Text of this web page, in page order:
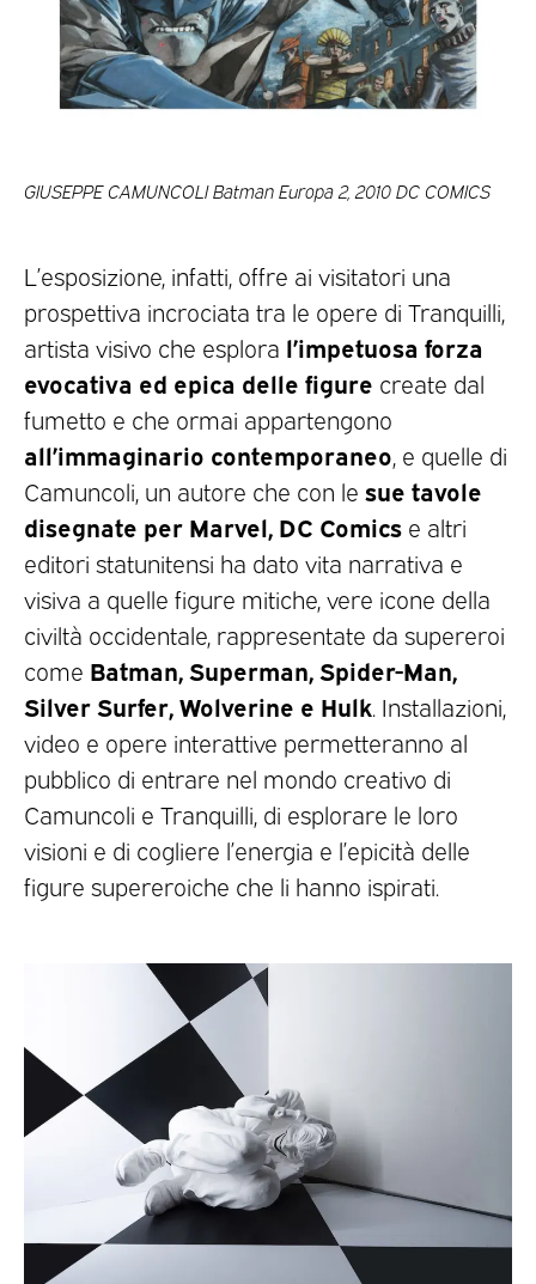
GIUSEPPE CAMUNCOLI Batman Europa 2, 2010 DC COMICS
L’esposizione, infatti, offre ai visitatori una
prospettiva incrociata tra le opere di Tranquilli,
artista visivo che esplora l’impetuosa forza
evocativa ed epica delle figure create dal
fumetto e che ormai appartengono
all’immaginario contemporaneo , e quelle di
Camuncoli, un autore che con le sue tavole
disegnate per Marvel, DC Comics e altri
editori statunitensi ha dato vita narrativa e
visiva a quelle figure mitiche, vere icone della
civiltà occidentale, rappresentate da supereroi
come Batman, Superman, Spider-Man,
Silver Surfer, Wolverine e Hulk . Installazioni,
video e opere interattive permetteranno al
pubblico di entrare nel mondo creativo di
Camuncoli e Tranquilli, di esplorare le loro
visioni e di cogliere l’energia e l’epicità delle
figure supereroiche che li hanno ispirati.